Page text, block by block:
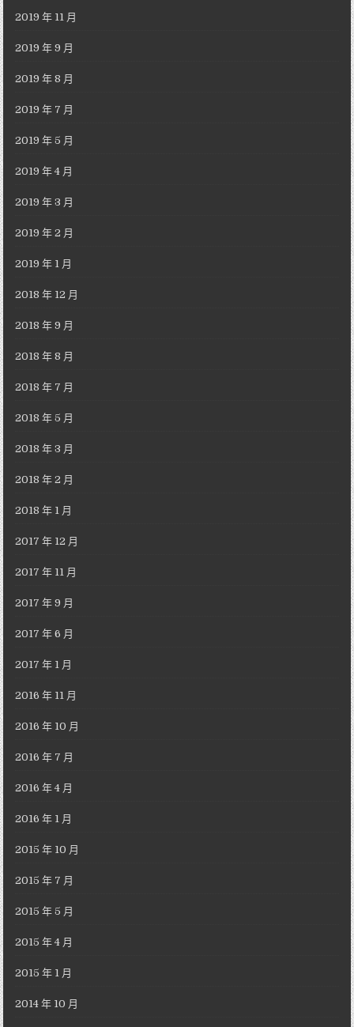
2019 年 11 月
2019 年 9 月
2019 年 8 月
2019 年 7 月
2019 年 5 月
2019 年 4 月
2019 年 3 月
2019 年 2 月
2019 年 1 月
2018 年 12 月
2018 年 9 月
2018 年 8 月
2018 年 7 月
2018 年 5 月
2018 年 3 月
2018 年 2 月
2018 年 1 月
2017 年 12 月
2017 年 11 月
2017 年 9 月
2017 年 6 月
2017 年 1 月
2016 年 11 月
2016 年 10 月
2016 年 7 月
2016 年 4 月
2016 年 1 月
2015 年 10 月
2015 年 7 月
2015 年 5 月
2015 年 4 月
2015 年 1 月
2014 年 10 月